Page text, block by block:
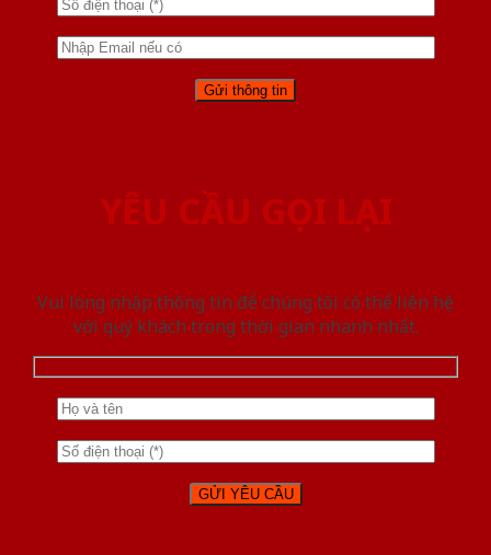
YÊU CẦU GỌI LẠI
Vui lòng nhập thông tin để chúng tôi có thể liên hệ
với quý khách trong thời gian nhanh nhất.